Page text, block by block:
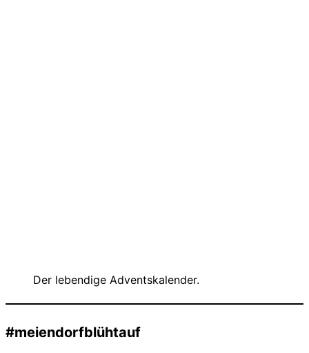
Der lebendige Adventskalender.
#meiendorfblühtauf